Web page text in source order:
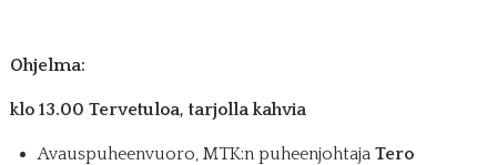
Ohjelma:
klo 13.00 Tervetuloa, tarjolla kahvia
Avauspuheenvuoro, MTK:n puheenjohtaja Tero